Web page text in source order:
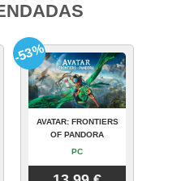
AVATAR: FRONTIERS
OF PANDORA
PC
-53%